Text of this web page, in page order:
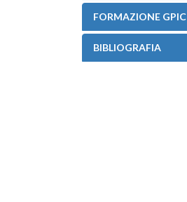
FORMAZIONE GPIC
BIBLIOGRAFIA